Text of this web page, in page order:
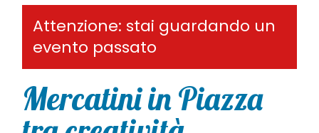
Attenzione: stai guardando un
evento passato
Mercatini in Piazza